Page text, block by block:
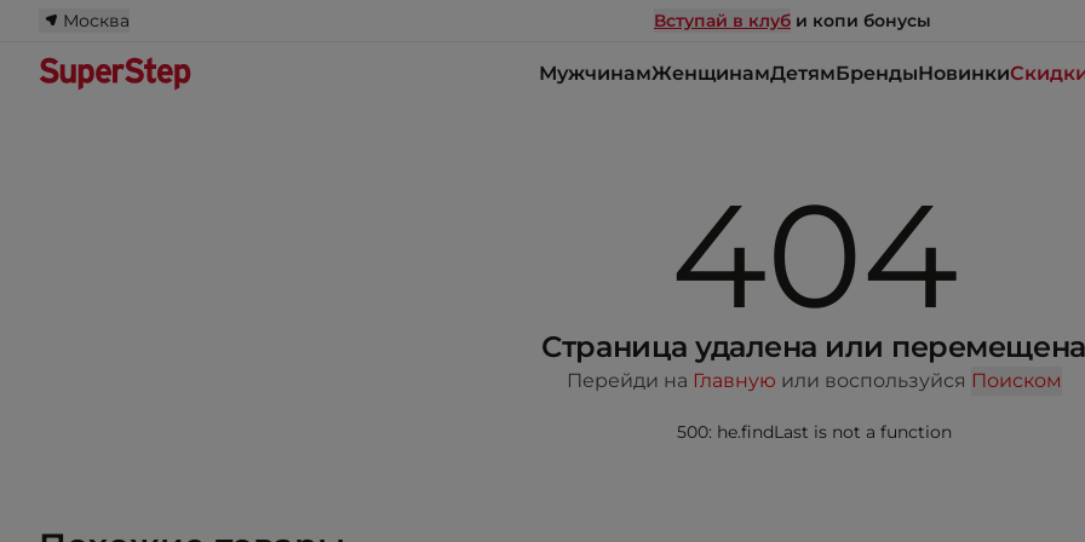
Москва Вступай в клуб и копи бонусы
МужчинамЖенщинамДетямБрендыНовинки
404
Страница удалена или перемещена
Перейди на Главную или воспользуйся Поиском
500: he.findLast is not a function